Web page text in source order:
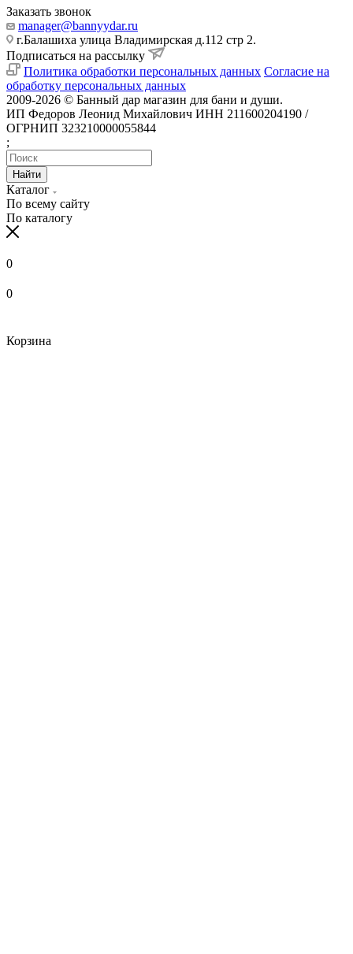
Заказать звонок
manager@bannyydar.ru
г.Балашиха улица Владимирская д.112 стр 2.
Подписаться на рассылку
Политика обработки персональных данных Согласие на
обработку персональных данных
2009-2026 © Банный дар магазин для бани и души.
ИП Федоров Леонид Михайлович ИНН 211600204190 /
ОГРНИП 323210000055844
;
Найти
Каталог
По всему сайту
По каталогу
0
0
Корзина